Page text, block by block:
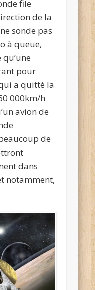
file
de la
sonde pas
à queue,
pour
a quitté la
000km/h
avion de
de
dans
notamment,